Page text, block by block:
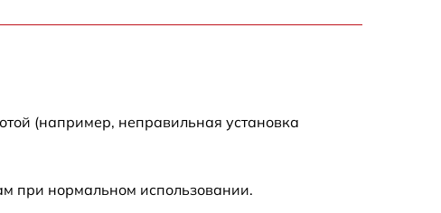
(например, неправильная установка
при нормальном использовании.